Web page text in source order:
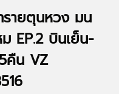
รายตุนหวง มน
EP.2 บินเย็น-
คืน VZ